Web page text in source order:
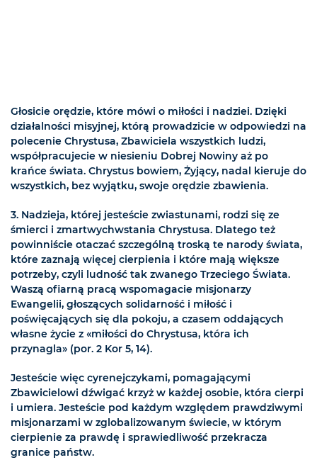
Głosicie orędzie, które mówi o miłości i nadziei. Dzięki
działalności misyjnej, którą prowadzicie w odpowiedzi na
polecenie Chrystusa, Zbawiciela wszystkich ludzi,
współpracujecie w niesieniu Dobrej Nowiny aż po
krańce świata. Chrystus bowiem, Żyjący, nadal kieruje do
wszystkich, bez wyjątku, swoje orędzie zbawienia.
3. Nadzieja, której jesteście zwiastunami, rodzi się ze
śmierci i zmartwychwstania Chrystusa. Dlatego też
powinniście otaczać szczególną troską te narody świata,
które zaznają więcej cierpienia i które mają większe
potrzeby, czyli ludność tak zwanego Trzeciego Świata.
Waszą ofiarną pracą wspomagacie misjonarzy
Ewangelii, głoszących solidarność i miłość i
poświęcających się dla pokoju, a czasem oddających
własne życie z «miłości do Chrystusa, która ich
przynagla» (por. 2 Kor 5, 14).
Jesteście więc cyrenejczykami, pomagającymi
Zbawicielowi dźwigać krzyż w każdej osobie, która cierpi
i umiera. Jesteście pod każdym względem prawdziwymi
misjonarzami w zglobalizowanym świecie, w którym
cierpienie za prawdę i sprawiedliwość przekracza
granice państw.